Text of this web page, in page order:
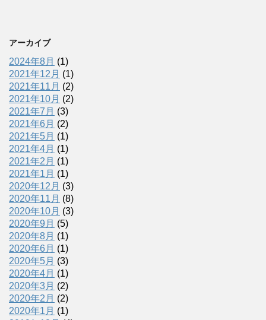
アーカイブ
2024年8月 (1)
2021年12月 (1)
2021年11月 (2)
2021年10月 (2)
2021年7月 (3)
2021年6月 (2)
2021年5月 (1)
2021年4月 (1)
2021年2月 (1)
2021年1月 (1)
2020年12月 (3)
2020年11月 (8)
2020年10月 (3)
2020年9月 (5)
2020年8月 (1)
2020年6月 (1)
2020年5月 (3)
2020年4月 (1)
2020年3月 (2)
2020年2月 (2)
2020年1月 (1)